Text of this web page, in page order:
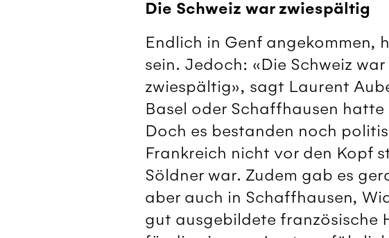
Die Schweiz war zwiespältig
Endlich in Genf angekommen,
sein. Jedoch: «Die Schweiz
zwiespältig», sagt Laurent
Basel oder Schaffhausen
Doch es bestanden noch
Frankreich nicht vor den Kopf
Söldner war. Zudem gab es
aber auch in Schaffhausen,
gut ausgebildete französische